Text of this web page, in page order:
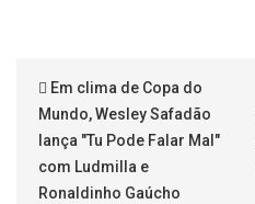
Em clima de Copa do
Mundo, Wesley Safadão
lança "Tu Pode Falar Mal"
com Ludmilla e
Ronaldinho Gaúcho